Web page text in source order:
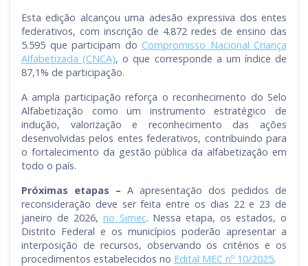
Esta edição alcançou uma adesão expressiva dos entes
federativos, com inscrição de 4.872 redes de ensino das
5.595 que participam do Compromisso Nacional Criança
Alfabetizada (CNCA), o que corresponde a um índice de
87,1% de participação.
A ampla participação reforça o reconhecimento do Selo
Alfabetização como um instrumento estratégico de
indução, valorização e reconhecimento das ações
desenvolvidas pelos entes federativos, contribuindo para
o fortalecimento da gestão pública da alfabetização em
todo o país.
Próximas etapas – A apresentação dos pedidos de
reconsideração deve ser feita entre os dias 22 e 23 de
janeiro de 2026, no Simec. Nessa etapa, os estados, o
Distrito Federal e os municípios poderão apresentar a
interposição de recursos, observando os critérios e os
procedimentos estabelecidos no Edital MEC nº 10/2025.